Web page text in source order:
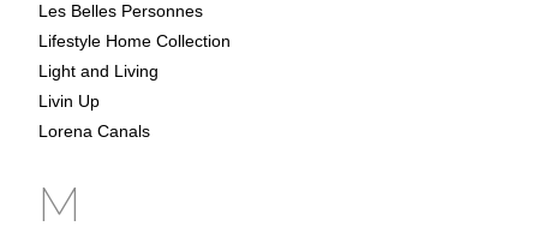
Les Belles Personnes
Lifestyle Home Collection
Light and Living
Livin Up
Lorena Canals
M